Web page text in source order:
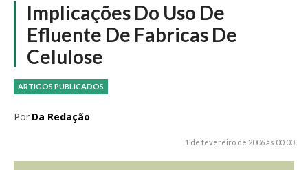
Implicações Do Uso De
Efluente De Fabricas De
Celulose
ARTIGOS PUBLICADOS
Por Da Redação
1 de fevereiro de 2006 às 00:00